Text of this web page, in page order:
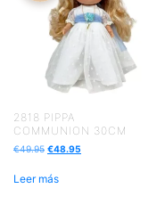
2818 PIPPA
COMMUNION 30CM
€49.95 €48.95
Leer más